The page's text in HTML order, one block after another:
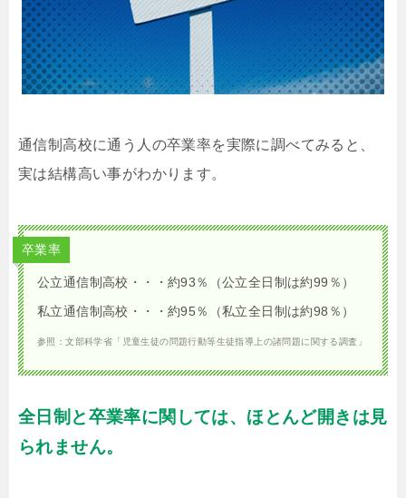
通信制高校に通う人の卒業率を実際に調べてみると、
実は結構高い事がわかります。
卒業率
公立通信制高校・・・約93％（公立全日制は約99％）
私立通信制高校・・・約95％（私立全日制は約98％）
参照：文部科学省「児童生徒の問題行動等生徒指導上の諸問題に関する調査」
全日制と卒業率に関しては、ほとんど開きは見
られません。